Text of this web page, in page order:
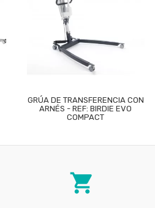
GRÚA DE TRANSFERENCIA CON
ARNÉS - REF: BIRDIE EVO
COMPACT
local_grocery_store